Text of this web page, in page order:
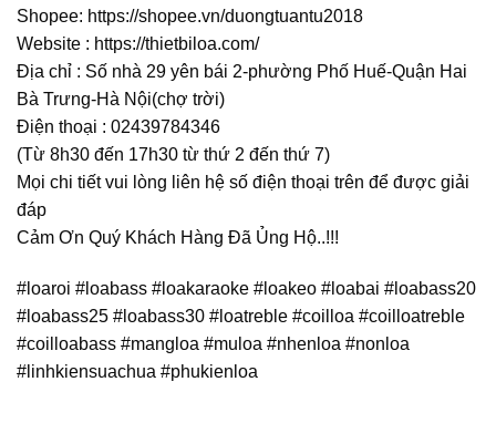
Shopee: https://shopee.vn/duongtuantu2018
Website : https://thietbiloa.com/
Địa chỉ : Số nhà 29 yên bái 2-phường Phố Huế-Quận Hai
Bà Trưng-Hà Nội(chợ trời)
Điện thoại : 02439784346
(Từ 8h30 đến 17h30 từ thứ 2 đến thứ 7)
Mọi chi tiết vui lòng liên hệ số điện thoại trên để được giải
đáp
Cảm Ơn Quý Khách Hàng Đã Ủng Hộ..!!!
#loaroi #loabass #loakaraoke #loakeo #loabai #loabass20
#loabass25 #loabass30 #loatreble #coilloa #coilloatreble
#coilloabass #mangloa #muloa #nhenloa #nonloa
#linhkiensuachua #phukienloa